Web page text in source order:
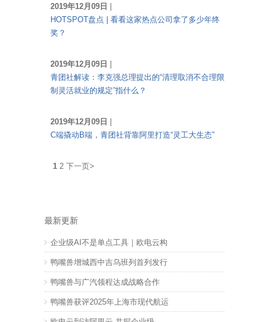
2019年12月09日
HOTSPOT盘点 | 看看这家热点公司拿了多少年终
奖？
2019年12月09日
青团社解读：李克强总理提出的“清理取消不合理限
制灵活就业的规定”指什么？
2019年12月09日
C端撬动B端，青团社背靠阿里打造“灵工大生态”
1 2 下一页>
最新更新
企业级AI不是单点工具｜欧电云构
鸭嘴兽增城西中吉乌班列首列发行
鸭嘴兽与广汽领程达成战略合作
鸭嘴兽获评2025年上海市现代航运